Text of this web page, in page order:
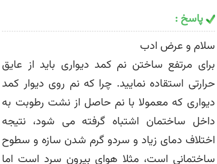
پاسخ :
سلام و عرض ادب
برای مرتفع ساختن نم کمد دیواری باید از عایق
حرارتی استقاده نمایید. چرا که نم روی دیوار کمد
دیواری که معمولا با نم حاصل از نشت رطوبت به
داخل ساختمان اشتباه گرفته می شود، نتیجه
اختلاف دمای زیاد و سردو گرم شدن سازه و سطوح
ساختمانی است، مثلا هوای بیرون سرد است اما